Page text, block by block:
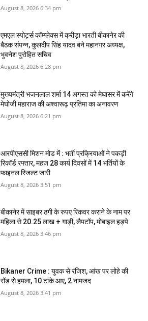
August 8, 2026 6:34 pm
एमएल स्पोर्ट्स कॉम्प्लेक्स में क्रीड़ा भारती बीकानेर की
बैठक संपन्न, कुलदीप सिंह यादव बने महानगर अध्यक्ष,
भुवनेश पुरोहित सचिव
August 8, 2026 6:28 pm
मुख्यमंत्री भजनलाल शर्मा 14 अगस्त को मेघासर में करेंगे
मेघोजी महाराज की अश्वारूढ़ प्रतिमा का अनावरण
August 8, 2026 6:21 pm
आरपीएससी मिशन मोड में : भर्ती प्रक्रियाओं ने पकड़ी
रिकॉर्ड रफ्तार, महज 28 कार्य दिवसों में 14 भर्तियों के
फाइनल रिजल्ट जारी
August 8, 2026 3:51 pm
बीकानेर में साइबर ठगी के रुपए रिकवर कराने के नाम पर
महिला से 20.25 लाख + गाड़ी, लैपटॉप, मोबाइल हड़पे
August 8, 2026 3:46 pm
Bikaner Crime : युवक से रंजिश, आंख पर लोहे की
रॉड से हमला, 10 टांके आए, 2 नामजद
August 8, 2026 3:41 pm